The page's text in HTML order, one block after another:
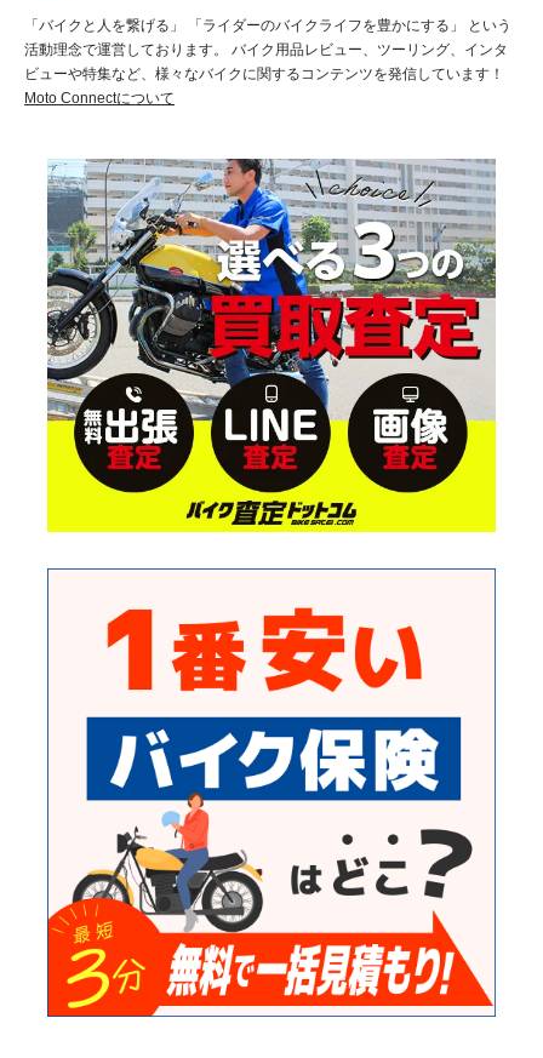
「バイクと人を繋げる」 「ライダーのバイクライフを豊かにする」 という
活動理念で運営しております。 バイク用品レビュー、ツーリング、インタ
ビューや特集など、様々なバイクに関するコンテンツを発信しています！
Moto Connectについて